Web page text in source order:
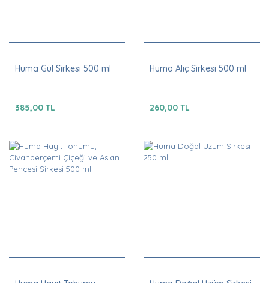
Huma Gül Sirkesi 500 ml
385,00 TL
Huma Alıç Sirkesi 500 ml
260,00 TL